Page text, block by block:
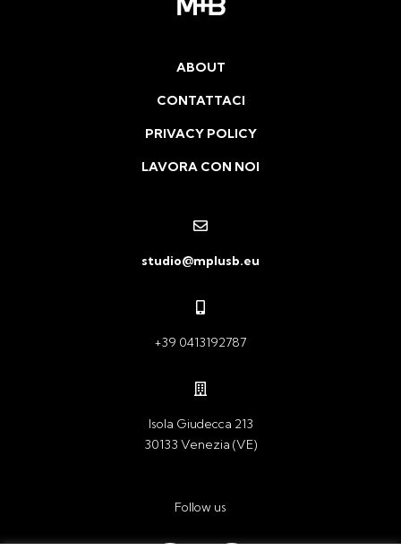
ABOUT
CONTATTACI
PRIVACY POLICY
LAVORA CON NOI
studio@mplusb.eu
+39 0413192787
Isola Giudecca 213
30133 Venezia (VE)
Follow us